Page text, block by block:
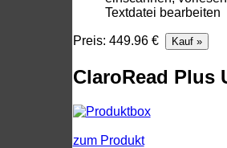
Textdatei bearbeiten
Preis: 449.96 €
ClaroRead Plus
zum Produkt